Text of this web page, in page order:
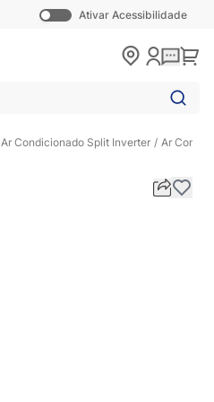
Ativar Acessibilidade
Ar Condicionado Split Inverter / Ar